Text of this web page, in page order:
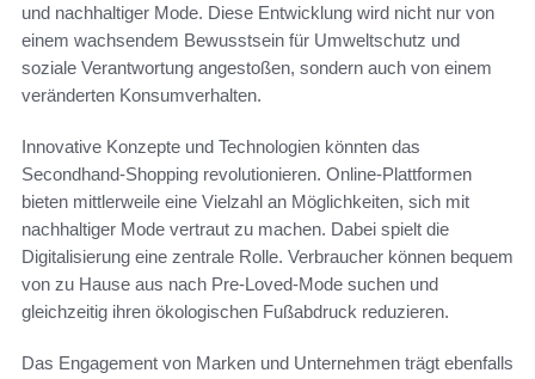
und nachhaltiger Mode. Diese Entwicklung wird nicht nur von
einem wachsendem Bewusstsein für Umweltschutz und
soziale Verantwortung angestoßen, sondern auch von einem
veränderten Konsumverhalten.
Innovative Konzepte und Technologien könnten das
Secondhand-Shopping revolutionieren. Online-Plattformen
bieten mittlerweile eine Vielzahl an Möglichkeiten, sich mit
nachhaltiger Mode vertraut zu machen. Dabei spielt die
Digitalisierung eine zentrale Rolle. Verbraucher können bequem
von zu Hause aus nach Pre-Loved-Mode suchen und
gleichzeitig ihren ökologischen Fußabdruck reduzieren.
Das Engagement von Marken und Unternehmen trägt ebenfalls